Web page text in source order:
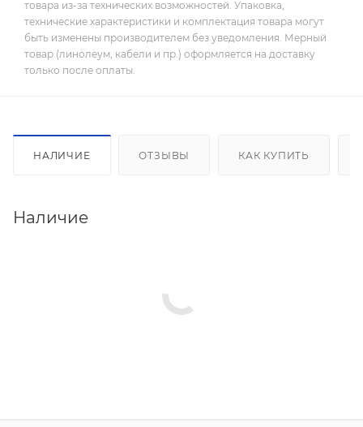
товара из-за технических возможностей. Упаковка,
технические характеристики и комплектация товара могут
быть изменены производителем без уведомления. Мерный
товар (линолеум, кабели и пр.) оформляется на доставку
только после оплаты.
НАЛИЧИЕ ОТЗЫВЫ КАК КУПИТЬ
Наличие